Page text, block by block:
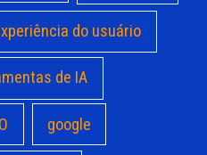
do usuário
de IA
google